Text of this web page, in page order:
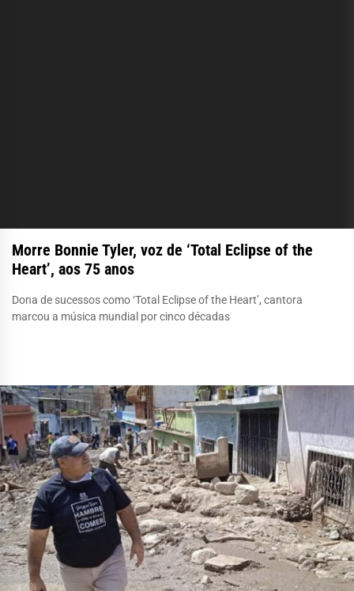
Morre Bonnie Tyler, voz de ‘Total Eclipse of the
Heart’, aos 75 anos
Dona de sucessos como ‘Total Eclipse of the Heart’, cantora
marcou a música mundial por cinco décadas